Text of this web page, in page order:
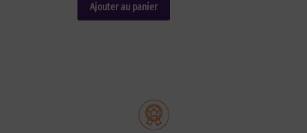
Ajouter au panier